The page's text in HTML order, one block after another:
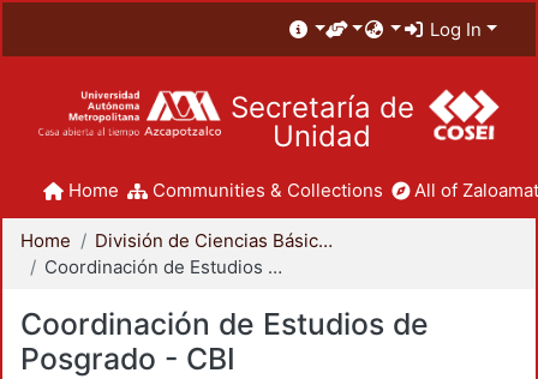
Log In
Secretaría de
Unidad
Home Communities & Collections All of
Home
División de Ciencias Básicas e Ingeniería
Coordinación de Estudios de Posgrado - CBI
Coordinación de Estudios de
Posgrado - CBI